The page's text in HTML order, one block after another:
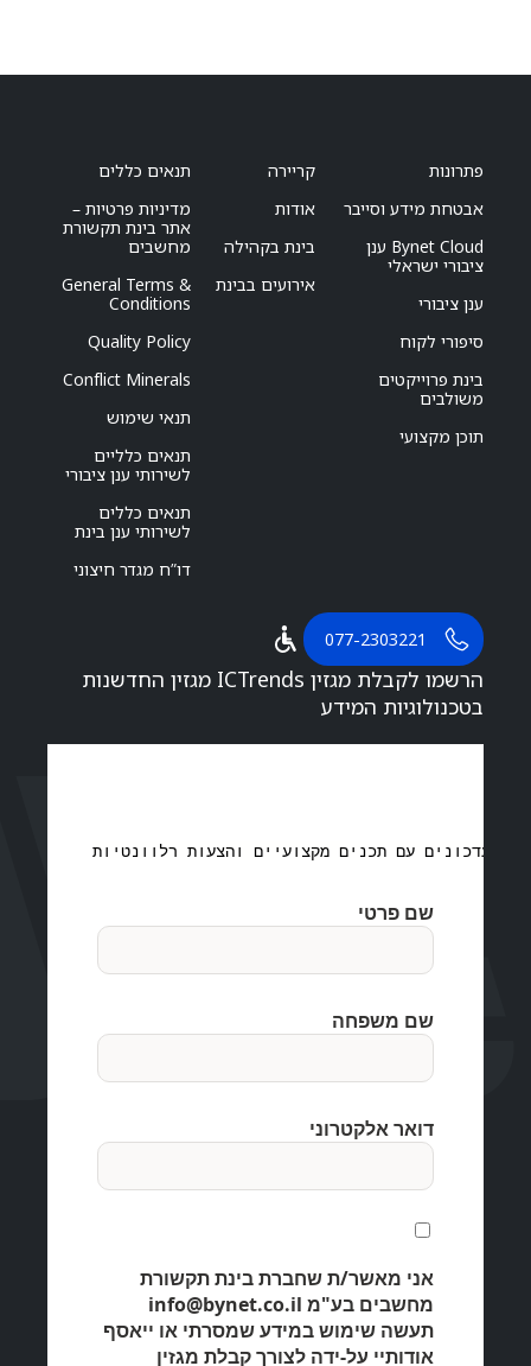
פתרונות
אבטחת מידע וסייבר
Bynet Cloud ענן
ציבורי ישראלי
ענן ציבורי
סיפורי לקוח
בינת פרוייקטים
משולבים
תוכן מקצועי
קריירה
אודות
בינת בקהילה
אירועים בבינת
תנאים כללים
מדיניות פרטיות –
אתר בינת תקשורת
מחשבים
General Terms &
Conditions
Quality Policy
Conflict Minerals
תנאי שימוש
תנאים כלליים
לשירותי ענן ציבורי
תנאים כללים
לשירותי ענן בינת
דו”ח מגדר חיצוני
077-2303221
הרשמו לקבלת מגזין ICTrends מגזין החדשנות
בטכנולוגיות המידע